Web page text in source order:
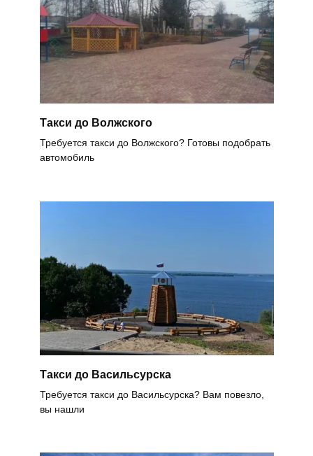
Такси до Волжского
Требуется такси до Волжского? Готовы подобрать
автомобиль
Такси до Васильсурска
Требуется такси до Васильсурска? Вам повезло,
вы нашли